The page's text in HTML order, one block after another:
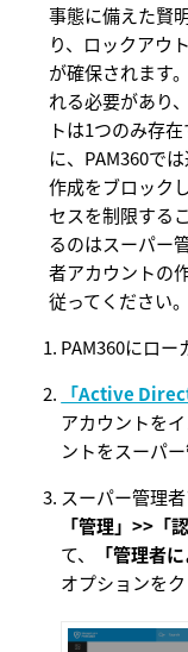
事態に備えた賢
り、ロックアウ
が確保されます
れる必要があり
トは1つのみ存
に、PAM360で
作成をブロック
セスを制限する
るのはスーパー
者アカウントの
従ってください。
PAM360にロー
「Active
アカウントを
ントをスーパ
スーパー管理
「管理」>>「
て、
「管理者
オプションをク